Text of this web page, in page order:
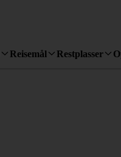
Reisemål Restplasser